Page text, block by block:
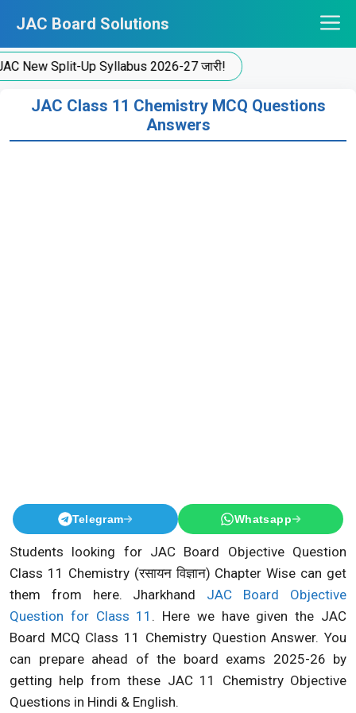
content
JAC Board Solutions
Split-Up Syllabus 2026-27 जारी!
JAC Class 11 Chemistry MCQ Questions
Answers
Telegram Whatsapp
Students looking for JAC Board Objective Question
Class 11 Chemistry (रसायन विज्ञान) Chapter Wise can get
them from here. Jharkhand JAC Board Objective
Question for Class 11 . Here we have given the JAC
Board MCQ Class 11 Chemistry Question Answer. You
can prepare ahead of the board exams 2025-26 by
getting help from these JAC 11 Chemistry Objective
Questions in Hindi & English.